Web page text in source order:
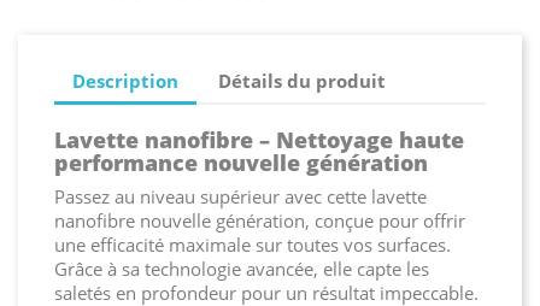
Description Détails du produit
Lavette nanofibre – Nettoyage haute
performance nouvelle génération
Passez au niveau supérieur avec cette lavette
nanofibre nouvelle génération, conçue pour offrir
une efficacité maximale sur toutes vos surfaces.
Grâce à sa technologie avancée, elle capte les
saletés en profondeur pour un résultat impeccable.